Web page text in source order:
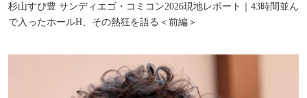
杉山すぴ豊 サンディエゴ・コミコン2026現地レポート｜43時間並ん
で入ったホールH、その熱狂を語る＜前編＞